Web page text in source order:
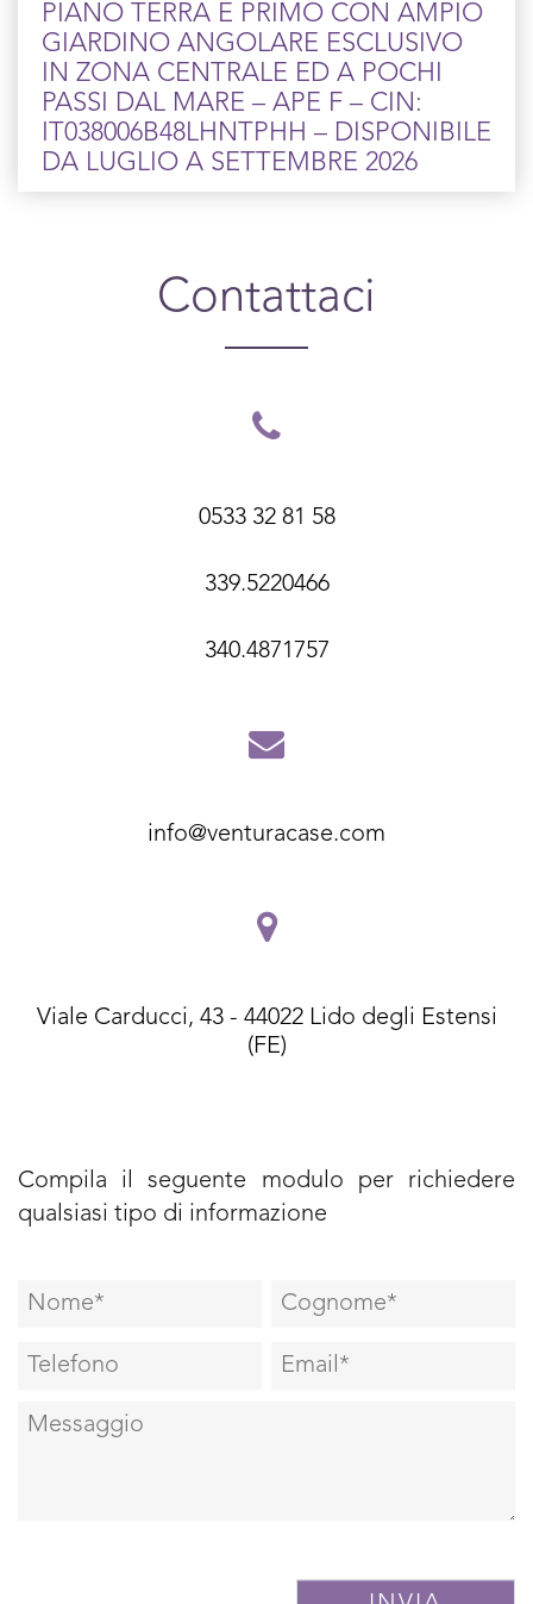
PIANO TERRA E PRIMO CON AMPIO
GIARDINO ANGOLARE ESCLUSIVO
IN ZONA CENTRALE ED A POCHI
PASSI DAL MARE – APE F – CIN:
IT038006B48LHNTPHH – DISPONIBILE
DA LUGLIO A SETTEMBRE 2026
Contattaci
0533 32 81 58
339.5220466
340.4871757
info@venturacase.com
Viale Carducci, 43 - 44022 Lido degli Estensi
(FE)
Compila il seguente modulo per richiedere
qualsiasi tipo di informazione